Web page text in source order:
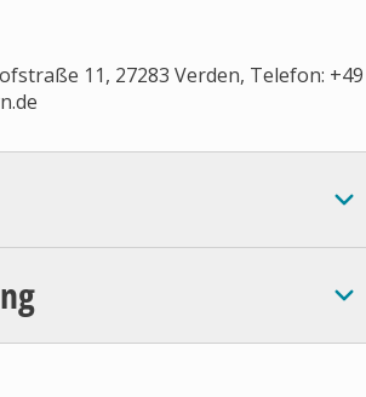
11, 27283 Verden, Telefon: +49